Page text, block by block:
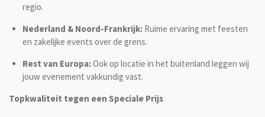
regio.
Nederland & Noord-Frankrijk:Ruime ervaring met feesten
en zakelijke events over de grens.
Rest van Europa:Ook op locatie in het buitenland leggen wij
jouw evenement vakkundig vast.
Topkwaliteit tegen een Speciale Prijs